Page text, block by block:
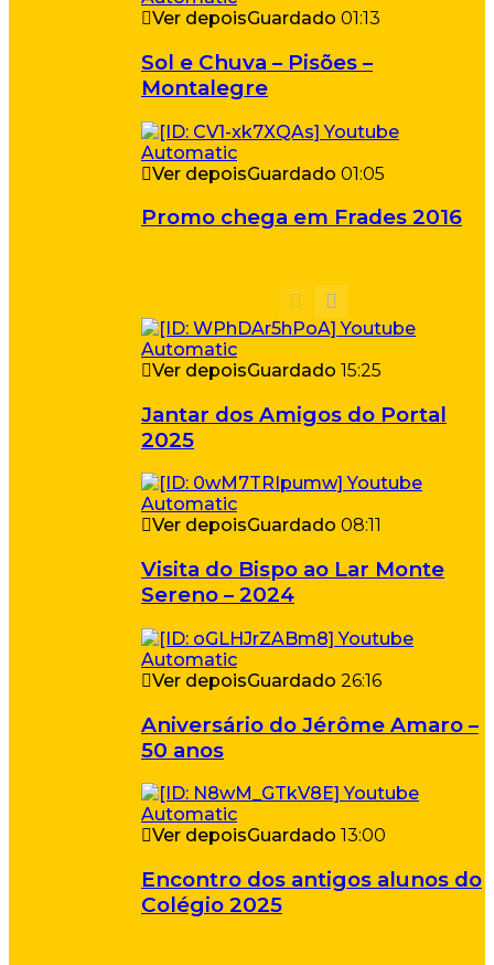
Ver depoisGuardado 01:13
Sol e Chuva – Pisões –
Montalegre
Ver depoisGuardado 01:05
Promo chega em Frades 2016
Ver depoisGuardado 15:25
Jantar dos Amigos do Portal
2025
Ver depoisGuardado 08:11
Visita do Bispo ao Lar Monte
Sereno – 2024
Ver depoisGuardado 26:16
Aniversário do Jérôme Amaro –
50 anos
Ver depoisGuardado 13:00
Encontro dos antigos alunos do
Colégio 2025